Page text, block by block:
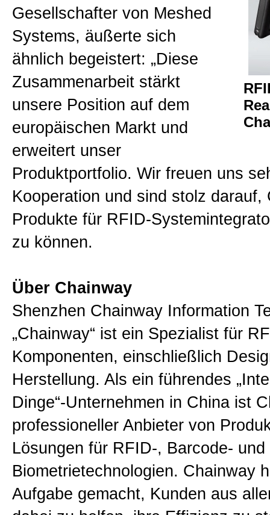
Gesellschafter von Meshed
Systems, äußerte sich
ähnlich begeistert: „Diese
Zusammenarbeit stärkt
unsere Position auf dem
europäischen Markt und
erweitert unser
Produktportfolio. Wir freuen uns
Kooperation und sind stolz darauf,
Produkte für RFID-
zu können.
Über Chainway
Shenzhen Chainway Information
„Chainway“ ist ein Spezialist für
Komponenten, einschließlich
Herstellung. Als ein führendes
Dinge“-Unternehmen in China ist
professioneller Anbieter von
Lösungen für RFID-, Barcode- und
Biometrietechnologien. Chainway
Aufgabe gemacht, Kunden aus